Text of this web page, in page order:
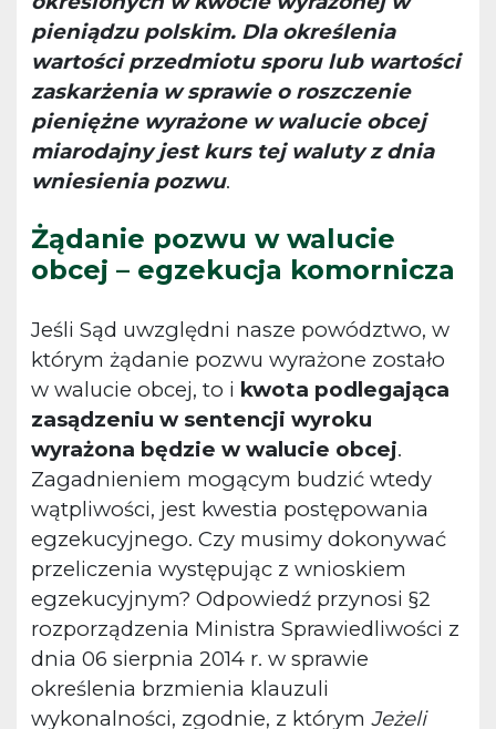
pieniądzu polskim. Dla określenia
wartości przedmiotu sporu lub wartości
zaskarżenia w sprawie o roszczenie
pieniężne wyrażone w walucie obcej
miarodajny jest kurs tej waluty z dnia
wniesienia pozwu.
Żądanie pozwu w walucie
obcej – egzekucja komornicza
Jeśli Sąd uwzględni nasze powództwo, w
którym żądanie pozwu wyrażone zostało
w walucie obcej, to i kwota podlegająca
zasądzeniu w sentencji wyroku
wyrażona będzie w walucie obcej.
Zagadnieniem mogącym budzić wtedy
wątpliwości, jest kwestia postępowania
egzekucyjnego. Czy musimy dokonywać
przeliczenia występując z wnioskiem
egzekucyjnym? Odpowiedź przynosi §2
rozporządzenia Ministra Sprawiedliwości z
dnia 06 sierpnia 2014 r. w sprawie
określenia brzmienia klauzuli
wykonalności, zgodnie, z którym Jeżeli